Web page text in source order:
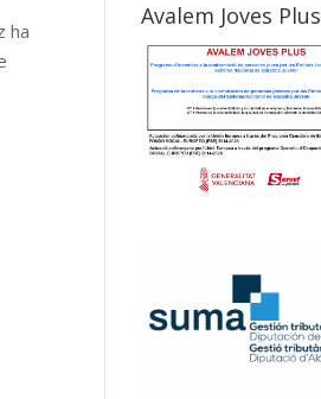
ha
Avalem Joves Plus